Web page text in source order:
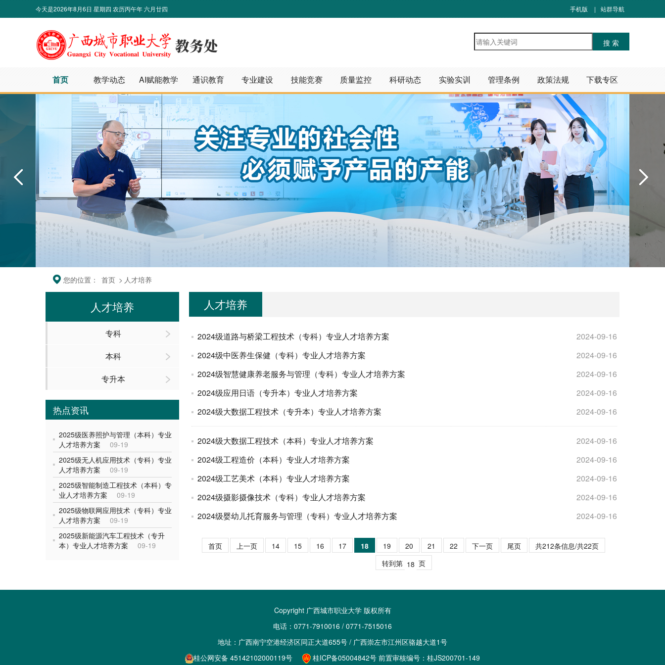
站群导航
手机版 |
今天是2026年8月6日 星期四 农历丙午年 六月廿四
首页 教学动态 AI赋能教学 通识教育 专业建设 技能竞赛 质量监控 科研动态 实验实训 管理条例 政策法规 下载专区
您的位置： 首页 > 人才培养
人才培养
专科
本科
专升本
热点资讯
2025级医养照护与管理（本科）专业
人才培养方案
09-19
2025级无人机应用技术（专科）专业
人才培养方案
09-19
2025级智能制造工程技术（本科）专
业人才培养方案
09-19
2025级物联网应用技术（专科）专业
人才培养方案
09-19
2025级新能源汽车工程技术（专升
本）专业人才培养方案
09-19
人才培养
2024-09-16
2024级道路与桥梁工程技术（专科）专业人才培养方案
2024-09-16
2024级中医养生保健（专科）专业人才培养方案
2024-09-16
2024级智慧健康养老服务与管理（专科）专业人才培养方案
2024-09-16
2024级应用日语（专升本）专业人才培养方案
2024-09-16
2024级大数据工程技术（专升本）专业人才培养方案
2024-09-16
2024级大数据工程技术（本科）专业人才培养方案
2024-09-16
2024级工程造价（本科）专业人才培养方案
2024-09-16
2024级工艺美术（本科）专业人才培养方案
2024-09-16
2024级摄影摄像技术（专科）专业人才培养方案
2024-09-16
2024级婴幼儿托育服务与管理（专科）专业人才培养方案
首页 上一页 14 15 16 17 18 19 20 21 22 下一页 尾页
共212条信息/共22页
转到第
页
Copyright 广西城市职业大学 版权所有
电话：0771-7910016 / 0771-7515016
地址：广西南宁空港经济区同正大道655号 / 广西崇左市江州区骆越大道1号
桂公网安备 45142102000119号
桂ICP备05004842号 前置审核编号：桂JS200701-149